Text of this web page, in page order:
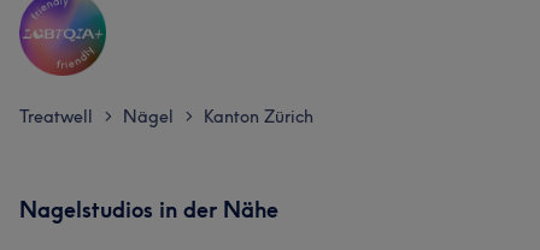
Treatwell > Nägel > Kanton Zürich
Nagelstudios in der Nähe